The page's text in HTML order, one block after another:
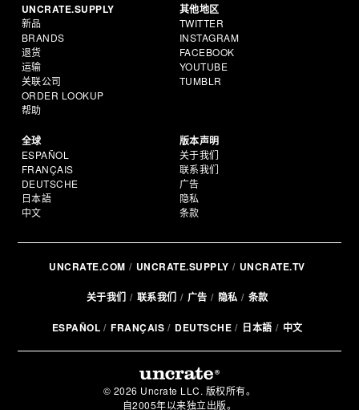
UNCRATE.SUPPLY
新品
BRANDS
退货
运输
关联公司
ORDER LOOKUP
帮助
其他地区
TWITTER
INSTAGRAM
FACEBOOK
YOUTUBE
TUMBLR
全球
ESPAÑOL
FRANÇAIS
DEUTSCHE
日本語
中文
版本声明
关于我们
联系我们
广告
隐私
条款
UNCRATE.COM UNCRATE.SUPPLY UNCRATE.TV
关于我们 联系我们 广告 隐私 条款
ESPAÑOL FRANÇAIS DEUTSCHE 日本語 中文
© 2026 Uncrate LLC. 版权所有。
自2005年以来独立出版。